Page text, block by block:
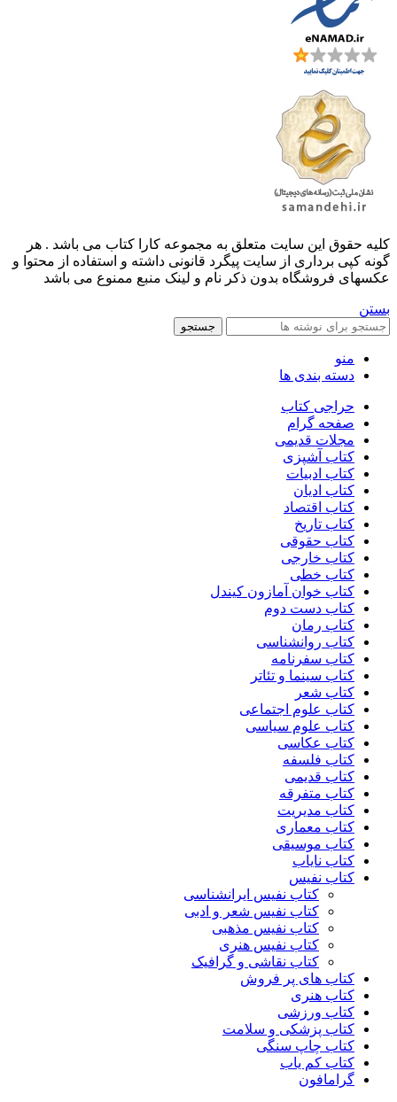
کليه حقوق اين سايت متعلق به مجموعه کارا کتاب می باشد . هر
گونه کپی برداری از سایت پیگرد قانونی داشته و استفاده از محتوا و
عکسهای فروشگاه بدون ذکر نام و لینک منبع ممنوع می باشد
بستن
جستجو
منو
دسته بندی ها
حراجی کتاب
صفحه گرام
مجلات قدیمی
کتاب آشپزی
کتاب ادبیات
کتاب ادیان
کتاب اقتصاد
کتاب تاریخ
کتاب حقوقی
کتاب خارجی
کتاب خطی
کتاب خوان آمازون کیندل
کتاب دست دوم
کتاب رمان
کتاب روانشناسی
کتاب سفرنامه
کتاب سینما و تئاتر
کتاب شعر
کتاب علوم اجتماعی
کتاب علوم سیاسی
کتاب عکاسی
کتاب فلسفه
کتاب قدیمی
کتاب متفرقه
کتاب مدیریت
کتاب معماری
کتاب موسیقی
کتاب نایاب
کتاب نفیس
کتاب نفیس ایرانشناسی
کتاب نفیس شعر و ادبی
کتاب نفیس مذهبی
کتاب نفیس هنری
کتاب نقاشی و گرافیک
کتاب های پر فروش
کتاب هنری
کتاب ورزشی
کتاب پزشکی و سلامت
کتاب چاپ سنگی
کتاب کم یاب
گرامافون